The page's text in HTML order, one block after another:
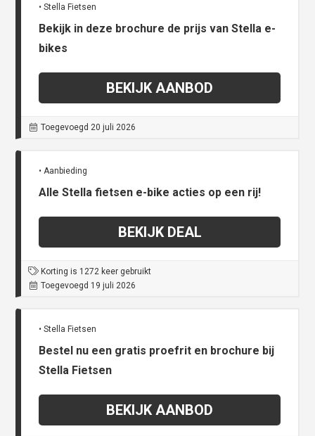
• Stella Fietsen
Bekijk in deze brochure de prijs van Stella e-
bikes
BEKIJK AANBOD
Toegevoegd 20 juli 2026
• Aanbieding
Alle Stella fietsen e-bike acties op een rij!
BEKIJK DEAL
Korting is 1272 keer gebruikt
Toegevoegd 19 juli 2026
• Stella Fietsen
Bestel nu een gratis proefrit en brochure bij
Stella Fietsen
BEKIJK AANBOD